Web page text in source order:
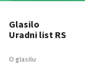
Glasilo
Uradni list RS
O glasilu